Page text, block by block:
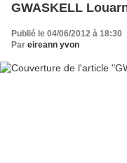
GWASKELL
Publié le 04/06/2012 à 18:30
Par eireann yvon